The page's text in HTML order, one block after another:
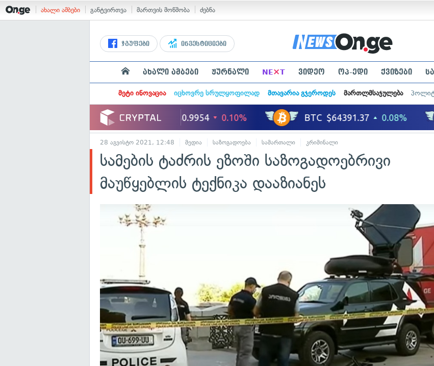
ახალი ამბები განტვირთვა მართვის მოწმობა ძებნა
ჯგუფები ინვესტიციები
ახალი ამბები ჟურნალი NE×T ვიდეო ოპ-ედი ქვიზები
მეტი ინოვაცია იცხოვრე სრულყოფილად მთავარია გჯეროდეს მართლმსაჯულება
28 აგვისტო 2021, 12:48 მედია საზოგადოება სამართალი კრიმინალი
სამების ტაძრის ეზოში საზოგადოებრივი
მაუწყებლის ტექნიკა დააზიანეს